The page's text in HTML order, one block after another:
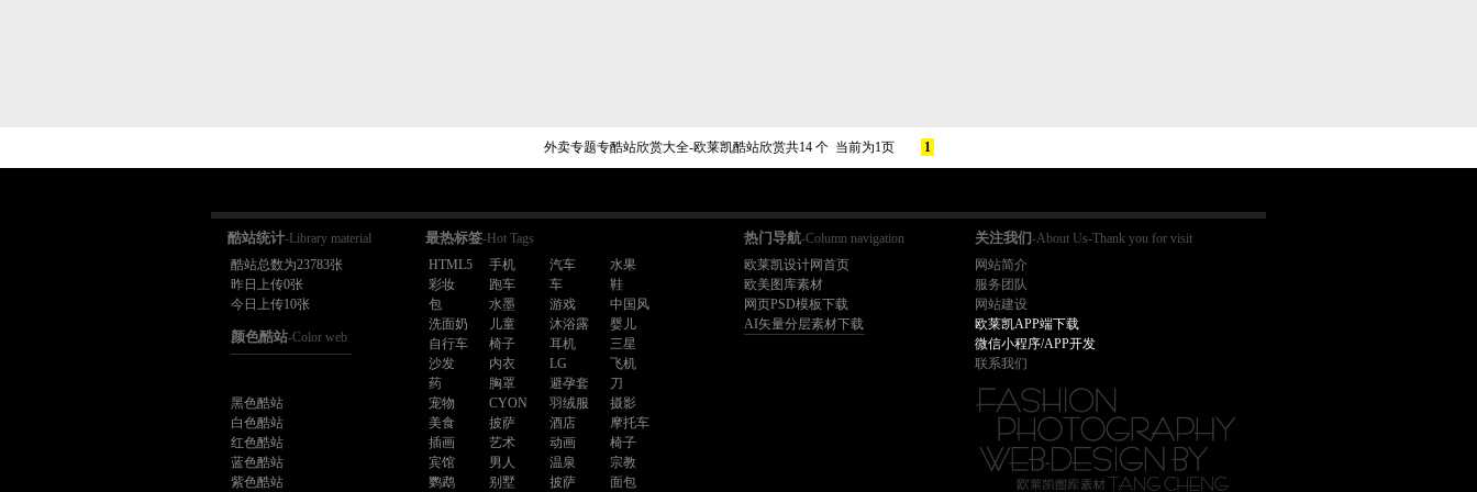
外卖专题专酷站欣赏大全-欧莱凯酷站欣赏共14 个 当前为1页 1
酷站统计-Library material
酷站总数为23783张
昨日上传0张
今日上传10张
颜色酷站-Color web
黑色酷站
白色酷站
红色酷站
蓝色酷站
紫色酷站
最热标签-Hot Tags
HTML5
手机 汽车
水果
彩妆
跑车 车
鞋
包
水墨 游戏
中国风
洗面奶
儿童 沐浴露
婴儿
自行车
椅子 耳机
三星
沙发
内衣 LG
飞机
药
胸罩 避孕套
刀
宠物
CYON 羽绒服
摄影
美食
披萨 酒店
摩托车
插画
艺术 动画
椅子
宾馆
男人 温泉
宗教
鹦鹉
别墅 披萨 面包
热门导航-Column navigation
欧莱凯设计网首页
欧美图库素材
网页PSD模板下载
AI矢量分层素材下载
关注我们-About Us-Thank you for visit
网站简介
服务团队
网站建设
欧莱凯APP端下载
微信小程序/APP开发
联系我们